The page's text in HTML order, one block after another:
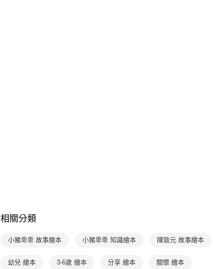
相關分類
小豬乖乖 故事繪本 小豬乖乖 知識繪本 陳致元 故事繪本
幼兒 繪本 3-6歲 繪本 分享 繪本 關懷 繪本